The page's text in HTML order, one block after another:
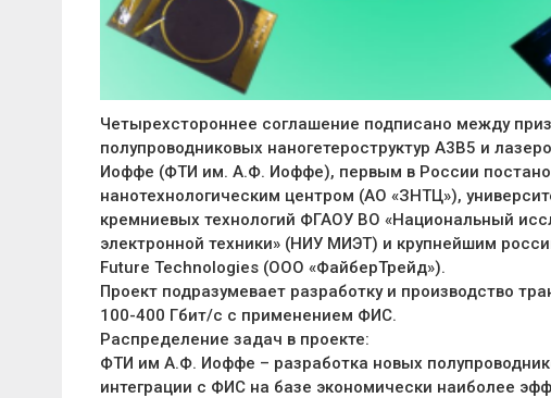
Четырехстороннее соглашение подписано между
полупроводниковых наногетероструктур А3В5 и
Иоффе (ФТИ им. А.Ф. Иоффе), первым в России
нанотехнологическим центром (АО «ЗНТЦ»),
кремниевых технологий ФГАОУ ВО «Национальный
электронной техники» (НИУ МИЭТ) и крупнейшим
Future Technologies (ООО «ФайберТрейд»).
Проект подразумевает разработку и производство
100-400 Гбит/с с применением ФИС.
Распределение задач в проекте:
ФТИ им А.Ф. Иоффе – разработка новых
интеграции с ФИС на базе экономически наиболее